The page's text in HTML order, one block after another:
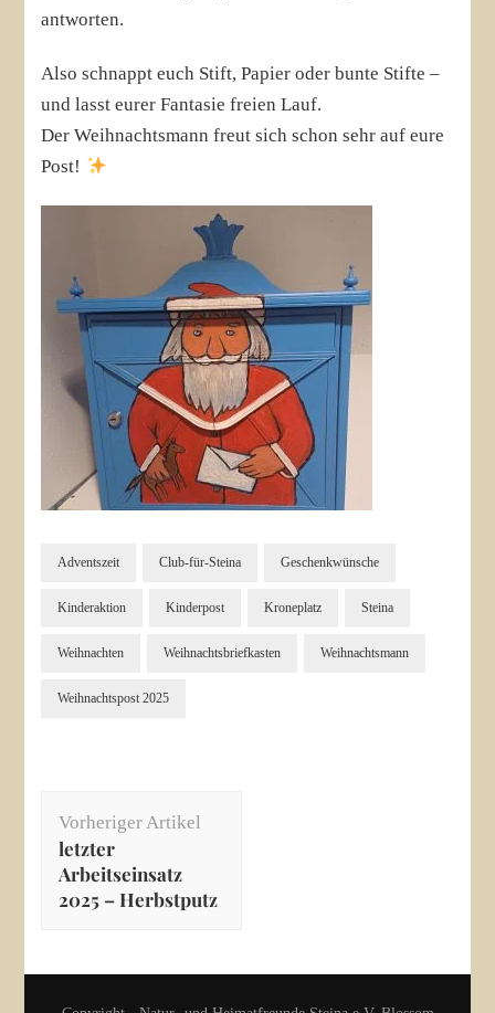
antworten.
Also schnappt euch Stift, Papier oder bunte Stifte –
und lasst eurer Fantasie freien Lauf.
Der Weihnachtsmann freut sich schon sehr auf eure
Post!
Adventszeit Club-für-Steina Geschenkwünsche
Kinderaktion Kinderpost Kroneplatz Steina
Weihnachten Weihnachtsbriefkasten Weihnachtsmann
Weihnachtspost 2025
Vorheriger Artikel
letzter
Arbeitseinsatz
2025 – Herbstputz